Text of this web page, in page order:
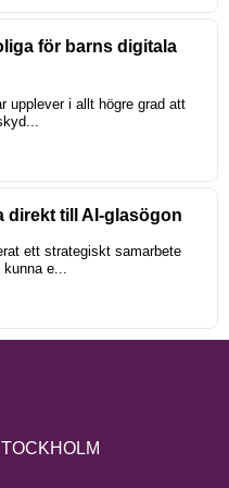
för barns digitala
upplever i allt högre grad att
direkt till AI-glasögon
ett strategiskt samarbete
e...